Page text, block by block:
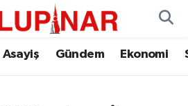
Asayiş Gündem Ekonomi
Haritası